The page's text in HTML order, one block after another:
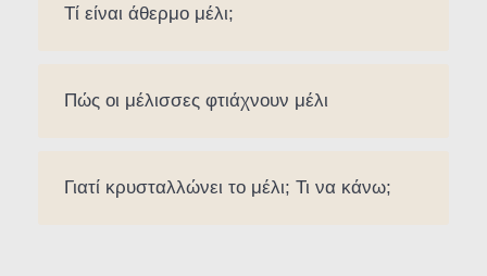
Τί είναι άθερμο μέλι;
Πώς οι μέλισσες φτιάχνουν μέλι
Γιατί κρυσταλλώνει το μέλι; Τι να κάνω;